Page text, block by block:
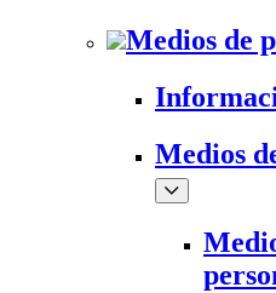
Medios de
Medios